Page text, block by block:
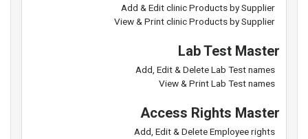
Add & Edit clinic Products by Supplier
View & Print clinic Products by Supplier
Lab Test Master
Add, Edit & Delete Lab Test names
View & Print Lab Test names
Access Rights Master
Add, Edit & Delete Employee rights